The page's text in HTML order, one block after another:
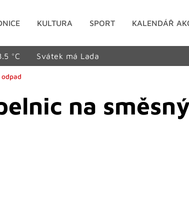
KULTURA SPORT KALENDÁŘ
°C Svátek má Lada
na